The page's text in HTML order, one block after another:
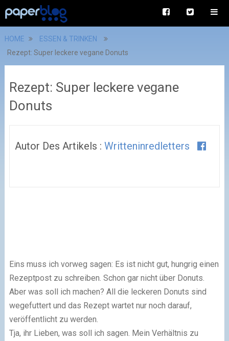
HOME
ESSEN & TRINKEN
Rezept: Super leckere vegane Donuts
Rezept: Super leckere vegane
Donuts
Autor Des Artikels : Writteninredletters
Eins muss ich vorweg sagen: Es ist nicht gut, hungrig einen
Rezeptpost zu schreiben. Schon gar nicht über Donuts.
Aber was soll ich machen? All die leckeren Donuts sind
wegefuttert und das Rezept wartet nur noch darauf,
veröffentlicht zu werden.
Tja, ihr Lieben, was soll ich sagen. Mein Verhältnis zu